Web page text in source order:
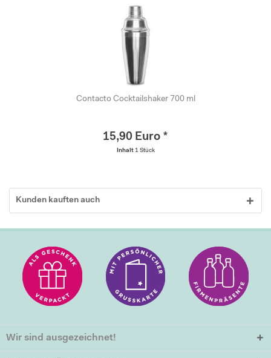
Contacto Cocktailshaker 700 ml
15,90 Euro *
Inhalt 1 Stück
Kunden kauften auch
Wir sind ausgezeichnet!